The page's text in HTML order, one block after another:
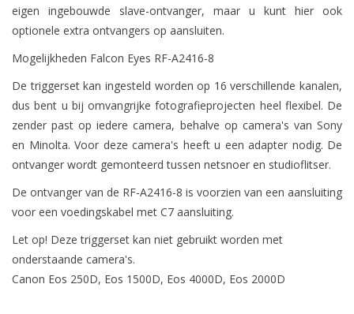
eigen ingebouwde slave-ontvanger, maar u kunt hier ook
optionele extra ontvangers op aansluiten.
Mogelijkheden Falcon Eyes RF-A2416-8
De triggerset kan ingesteld worden op 16 verschillende kanalen,
dus bent u bij omvangrijke fotografieprojecten heel flexibel. De
zender past op iedere camera, behalve op camera's van Sony
en Minolta. Voor deze camera's heeft u een adapter nodig. De
ontvanger wordt gemonteerd tussen netsnoer en studioflitser.
De ontvanger van de RF-A2416-8 is voorzien van een aansluiting
voor een voedingskabel met C7 aansluiting.
Let op! Deze triggerset kan niet gebruikt worden met
onderstaande camera's.
Canon Eos 250D, Eos 1500D, Eos 4000D, Eos 2000D